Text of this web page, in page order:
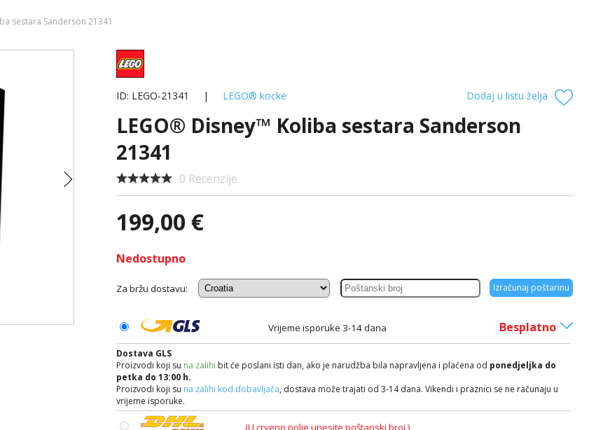
sestara Sanderson 21341
ID: LEGO-21341 | LEGO® kocke Dodaj u listu želja
LEGO® Disney™ Koliba sestara Sanderson
21341
0 Recenzije
199,00 €
Nedostupno
Za bržu dostavu: Izračunaj poštarinu
Vrijeme isporuke 3-14 dana Besplatno
Dostava GLS
Proizvodi koji su na zalihi bit će poslani isti dan, ako je narudžba bila napravljena i plaćena od ponedjeljka do
petka do 13:00 h.
Proizvodi koji su na zalihi kod dobavljača, dostava može trajati od 3-14 dana. Vikendi i praznici se ne računaju u
vrijeme isporuke.
(U crveno polje unesite poštanski broj )